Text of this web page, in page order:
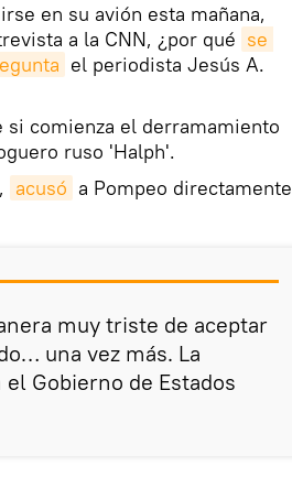
en su avión esta mañana,
a la CNN, ¿por qué se
el periodista Jesús A.
si comienza el derramamiento
ruso 'Halph'.
acusó a Pompeo directamente
muy triste de aceptar
una vez más. La
Gobierno de Estados